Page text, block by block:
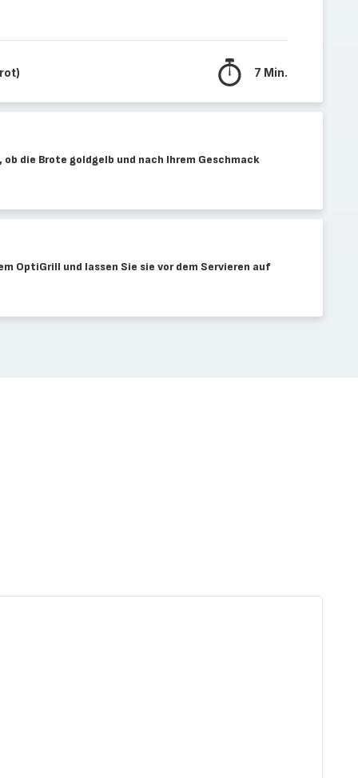
7 Min.
die Brote goldgelb und nach Ihrem Geschmack
OptiGrill und lassen Sie sie vor dem Servieren auf